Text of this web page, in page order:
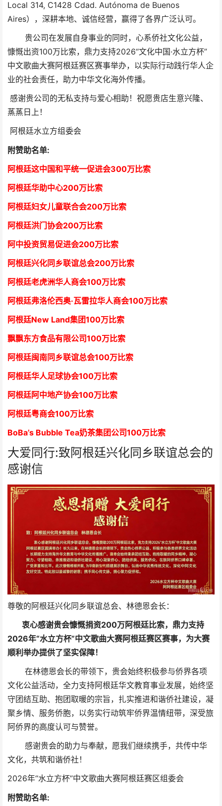
Local 314, C1428 Cdad. Autónoma de Buenos
Aires），深耕本地、诚信经营，赢得了各界广泛认可。
贵公司在发展自身事业的同时，心系侨社文化公益，
慷慨出资100万比索，鼎力支持2026“文化中国·水立方杯”
中文歌曲大赛阿根廷赛区赛事举办，以实际行动践行华人企
业的社会责任，助力中华文化海外传播。
感谢贵公司的无私支持与爱心相助！祝愿贵店生意兴隆、
蒸蒸日上！
阿根廷水立方组委会
附赞助名单:
阿根廷这中国和平统一促进会300万比索
阿根廷华助中心200万比索
阿根廷妇女儿童联合会200万比索
阿根廷洪门协会200万比索
阿中投资贸易促进会200万比索
阿根廷兴化同乡联谊总会200万比索
阿根廷老虎洲华人商会100万比索
阿根廷弗洛伦西奥·瓦雷拉华人商会100万比索
阿根廷New Land集团100万比索
飘飘东方食品有限公司100万比索
阿根廷闽南同乡联谊总会100万比索
阿根廷华人足球协会100万比索
阿根廷阿中地产协会100万比索
阿根廷粤商会100万比索
BoBa’s Bubble Tea奶茶集团公司100万比索
大爱同行:致阿根廷兴化同乡联谊总会的
感谢信
尊敬的阿根廷兴化同乡联谊总会、林德恩会长：
衷心感谢贵会慷慨捐资200万阿根廷比索，鼎力支持
2026年“水立方杯”中文歌曲大赛阿根廷赛区赛事，为大赛
顺利举办提供了坚实保障！
在林德恩会长的带领下，贵会始终积极参与侨界各项
文化公益活动，全力支持阿根廷华文教育事业发展，始终坚
守团结互助、抱团取暖的宗旨，扎实推进和谐侨社建设，凝
聚乡情、服务侨胞，以务实行动筑牢侨界温情纽带，深受旅
阿侨界的高度认可与赞誉。
感谢贵会的助力与奉献，愿我们继续携手，共传中华
文化，共筑和谐侨社！
2026年“水立方杯”中文歌曲大赛阿根廷赛区组委会
附赞助名单: